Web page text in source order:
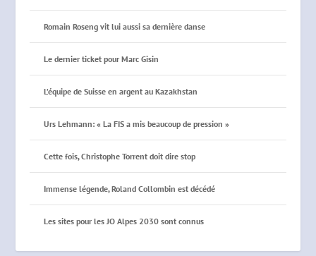
Romain Roseng vit lui aussi sa dernière danse
Le dernier ticket pour Marc Gisin
L’équipe de Suisse en argent au Kazakhstan
Urs Lehmann: « La FIS a mis beaucoup de pression »
Cette fois, Christophe Torrent doit dire stop
Immense légende, Roland Collombin est décédé
Les sites pour les JO Alpes 2030 sont connus